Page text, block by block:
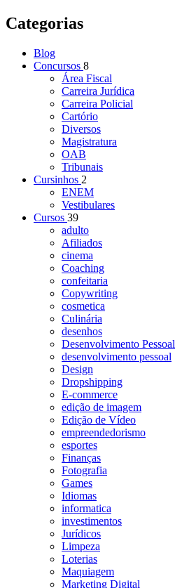
Categorias
Blog
Concursos 8
Área Fiscal
Carreira Jurídica
Carreira Policial
Cartório
Diversos
Magistratura
OAB
Tribunais
Cursinhos 2
ENEM
Vestibulares
Cursos 39
adulto
Afiliados
cinema
Coaching
confeitaria
Copywriting
cosmetica
Culinária
desenhos
Desenvolvimento Pessoal
desenvolvimento pessoal
Design
Dropshipping
E-commerce
edição de imagem
Edição de Vídeo
empreendedorismo
esportes
Finanças
Fotografia
Games
Idiomas
informatica
investimentos
Jurídicos
Limpeza
Loterias
Maquiagem
Marketing Digital